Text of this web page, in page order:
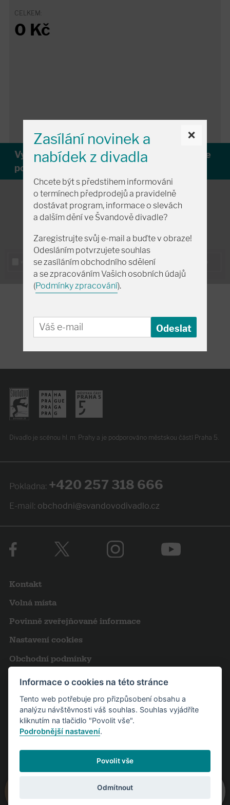
CELKEM:
0 Kč
Vyberte sedadlo na plánkunebo
Rezervujte
po telefonu:
Divadlo je scénou hl. m. Prahy a je podporováno městskou částí Praha 5.
Pokladna: +420 257 318 666
E-mail: obchodni@svandovodivadlo.cz
Kontakt
Volná místa
Povinně zveřejňované informace
Nastavení cookies
Obchodní podmínky
Výroční zprávy
Pro novináře
Partneři
Návštěvní řád
Informace o cookies na této stránce
Tento web potřebuje pro přizpůsobení obsahu a
analýzu návštěvnosti váš souhlas. Souhlas vyjádříte
kliknutím na tlačidlo "Povolit vše".
Podrobnější nastavení.
Povolit vše
Odmítnout
×
Zasílání novinek a
nabídek z divadla
Chcete být s předstihem informováni
o termínech předprodejů a pravidelně
dostávat program, informace o slevách
a dalším dění ve Švandově divadle?
Zaregistrujte svůj e-mail a buďte v obraze!
Odesláním potvrzujete souhlas
se zasíláním obchodního sdělení
a se zpracováním Vašich osobních údajů
(Podmínky zpracování).